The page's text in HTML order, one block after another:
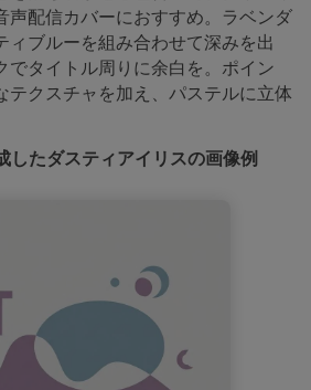
声配信カバーにおすすめ。ラベンダ
ィブルーを組み合わせて深みを出
でタイトル周りに余白を。ポイン
テクスチャを加え、パステルに立体
たダスティアイリスの画像例